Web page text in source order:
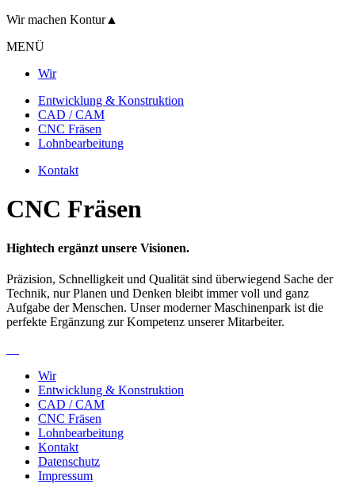
Wir machen Kontur▲
MENÜ
Wir
Entwicklung & Konstruktion
CAD / CAM
CNC Fräsen
Lohnbearbeitung
Kontakt
CNC Fräsen
Hightech ergänzt unsere Visionen.
Präzision, Schnelligkeit und Qualität sind überwiegend Sache der
Technik, nur Planen und Denken bleibt immer voll und ganz
Aufgabe der Menschen. Unser moderner Maschinenpark ist die
perfekte Ergänzung zur Kompetenz unserer Mitarbeiter.
Wir
Entwicklung & Konstruktion
CAD / CAM
CNC Fräsen
Lohnbearbeitung
Kontakt
Datenschutz
Impressum